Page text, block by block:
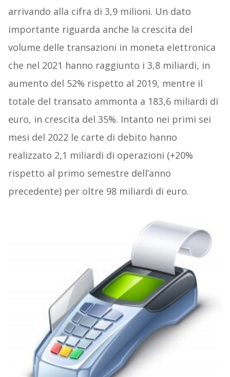
arrivando alla cifra di 3,9 milioni. Un dato
importante riguarda anche la crescita del
volume delle transazioni in moneta elettronica
che nel 2021 hanno raggiunto i 3,8 miliardi, in
aumento del 52% rispetto al 2019, mentre il
totale del transato ammonta a 183,6 miliardi di
euro, in crescita del 35%. Intanto nei primi sei
mesi del 2022 le carte di debito hanno
realizzato 2,1 miliardi di operazioni (+20%
rispetto al primo semestre dell’anno
precedente) per oltre 98 miliardi di euro.